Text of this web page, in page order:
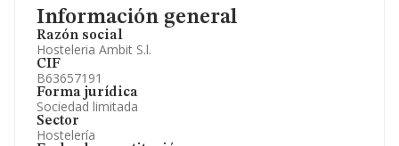
Información general
Razón social
Hosteleria Ambit S.l.
CIF
B63657191
Forma jurídica
Sociedad limitada
Sector
Hostelería
Información oficial y registral complementaria.